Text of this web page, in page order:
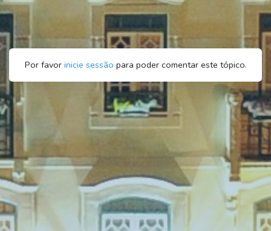
Por favor inicie sessão para poder comentar este tópico.